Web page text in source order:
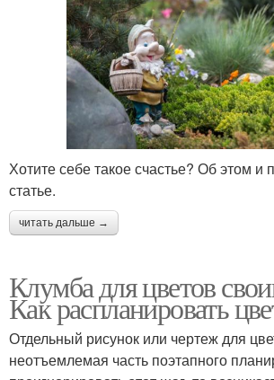
Хотите себе такое счастье? Об этом и
статье.
читать дальше →
Клумба для цветов
Как распланировать
Отдельный рисунок или чертеж для
неотъемлемая часть поэтапного